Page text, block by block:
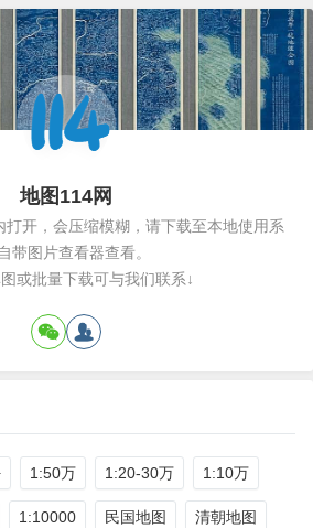
地图114网
打开，会压缩模糊，请下载至本地使用系
带图片查看器查看。
或批量下载可与我们联系↓
1:50万 1:20-30万 1:10万
1:10000 民国地图 清朝地图